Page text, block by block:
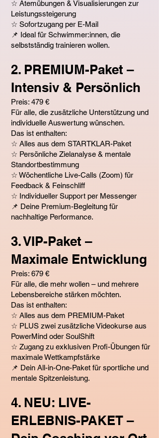
☆ Atemübungen & Visualisierungen zur
Leistungssteigerung
☆ Sofortzugang per E-Mail
📌 Ideal für Schwimmer:innen, die
selbstständig trainieren wollen.
2. PREMIUM-Paket –
Intensiv & Persönlich
Preis: 479 €
Für alle, die zusätzliche Unterstützung und
individuelle Auswertung wünschen.
Das ist enthalten:
☆ Alles aus dem STARTKLAR-Paket
☆ Persönliche Zielanalyse & mentale
Standortbestimmung
☆ Wöchentliche Live-Calls (Zoom) für
Feedback & Feinschliff
☆ Individueller Support per Messenger
📌 Deine Premium-Begleitung für
nachhaltige Performance.
3. VIP-Paket –
Maximale Entwicklung
Preis: 679 €
Für alle, die mehr wollen – und mehrere
Lebensbereiche stärken möchten.
Das ist enthalten:
☆ Alles aus dem PREMIUM-Paket
☆ PLUS zwei zusätzliche Videokurse aus
PowerMind oder SoulShift
☆ Zugang zu exklusiven Profi-Übungen für
maximale Wettkampfstärke
📌 Dein All-in-One-Paket für sportliche und
mentale Spitzenleistung.
4. NEU: LIVE-
ERLEBNIS-PAKET –